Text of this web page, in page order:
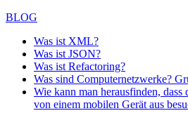
BLOG
Was ist XML?
Was ist JSON?
Was ist Refactoring?
Was sind Computernetzwerke?
Wie kann man herausfinden, dass
von einem mobilen Gerät aus